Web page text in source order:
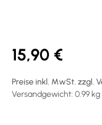
15,90 €
Preise inkl. MwSt. zzgl.
Versandgewicht: 0.99 kg